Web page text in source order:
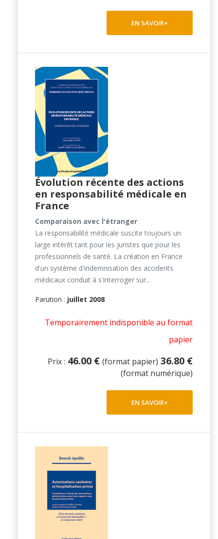
EN SAVOIR+
Évolution récente des actions
en responsabilité médicale en
France
Comparaison avec l'étranger
La responsabilité médicale suscite toujours un
large intérêt tant pour les juristes que pour les
professionnels de santé. La création en France
d'un système d'indemnisation des accidents
médicaux conduit à s'interroger sur...
Parution : juillet 2008
Temporairement indisponible au format
papier
Prix : 46.00 € (format papier) 36.80 €
(format numérique)
EN SAVOIR+